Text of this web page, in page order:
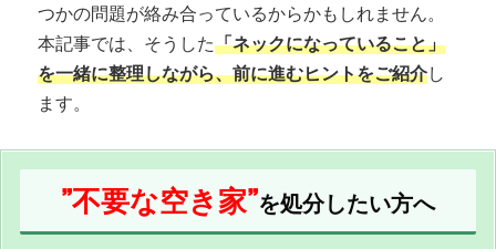
つかの問題が絡み合っているからかもしれません。
本記事では、そうした「ネックになっていること」
を一緒に整理しながら、前に進むヒントをご紹介し
ます。
”不要な空き家”を処分したい方へ